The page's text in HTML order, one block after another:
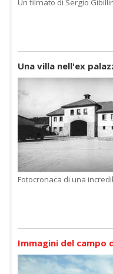
Un filmato di Sergio
Una villa nell'ex
Fotocronaca di una
Immagini del campo